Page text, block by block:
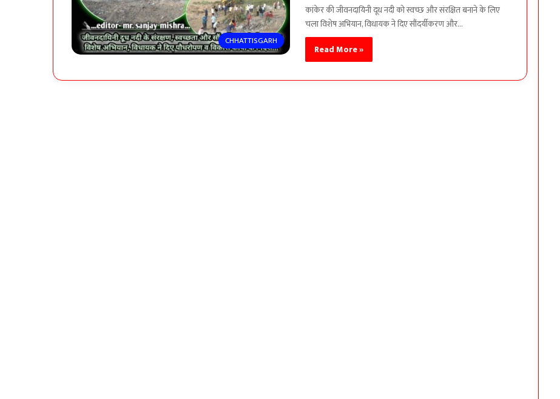
CHHATTISGARH
कांकेर की जीवनदायिनी दूध नदी को स्वच्छ और संरक्षित बनाने के लिए
चला विशेष अभियान, विधायक ने दिए सौंदर्यीकरण और…
Read More »